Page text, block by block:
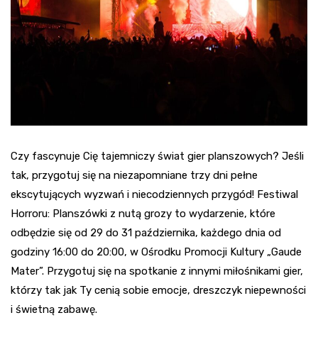
Czy fascynuje Cię tajemniczy świat gier planszowych? Jeśli
tak, przygotuj się na niezapomniane trzy dni pełne
ekscytujących wyzwań i niecodziennych przygód! Festiwal
Horroru: Planszówki z nutą grozy to wydarzenie, które
odbędzie się od 29 do 31 października, każdego dnia od
godziny 16:00 do 20:00, w Ośrodku Promocji Kultury „Gaude
Mater”. Przygotuj się na spotkanie z innymi miłośnikami gier,
którzy tak jak Ty cenią sobie emocje, dreszczyk niepewności
i świetną zabawę.